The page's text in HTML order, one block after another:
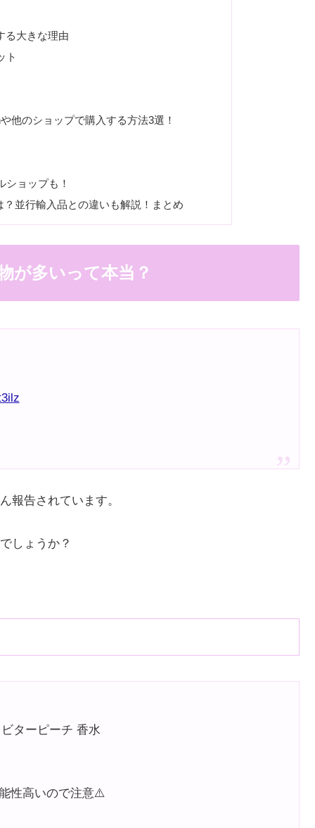
る大きな理由
ト
他のショップで購入する方法3選！
ショップも！
並行輸入品との違いも解説！まとめ
が多いって本当？
報告されています。
しょうか？
ターピーチ 香水
性高いので注意⚠️